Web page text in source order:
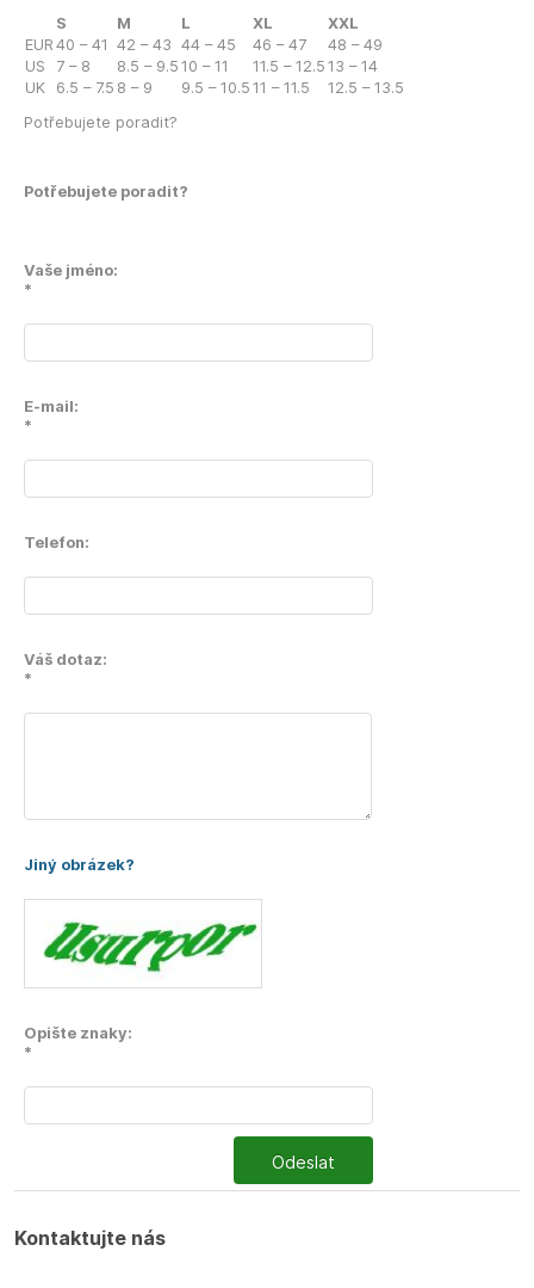
S M L XL
XXL
EUR 40 – 41 42 – 43 44 – 45 46 – 47
48 – 49
US
7 – 8 8.5 – 9.5 10 – 11 11.5 – 12.5 13 – 14
UK
6.5 – 7.5 8 – 9 9.5 – 10.5 11 – 11.5
12.5 – 13.5
Potřebujete poradit?
Potřebujete poradit?
Vaše jméno:
*
E-mail:
*
Telefon:
Váš dotaz:
*
Jiný obrázek?
Opište znaky:
*
Odeslat
Kontaktujte nás